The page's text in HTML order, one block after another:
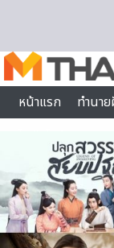
หน้าแรก
ทำนา